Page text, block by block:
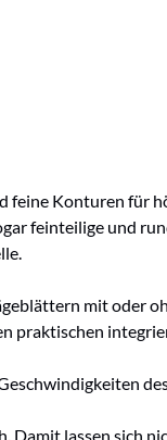
feine Konturen für
feinteilige und
mit oder
praktischen
Damit lassen sich